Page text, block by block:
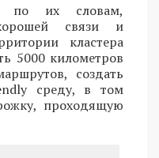
по их словам,
связи и
кластера
5000 километров
создать
среду, в том
проходящую